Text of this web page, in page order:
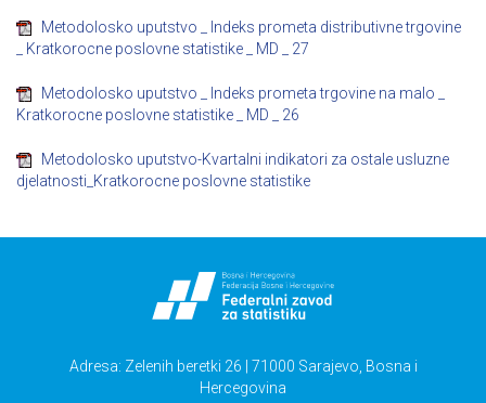
Metodolosko uputstvo _ Indeks prometa distributivne trgovine
_ Kratkorocne poslovne statistike _ MD _ 27
Metodolosko uputstvo _ Indeks prometa trgovine na malo _
Kratkorocne poslovne statistike _ MD _ 26
Metodolosko uputstvo-Kvartalni indikatori za ostale usluzne
djelatnosti_Kratkorocne poslovne statistike
Adresa: Zelenih beretki 26 | 71000 Sarajevo, Bosna i
Hercegovina